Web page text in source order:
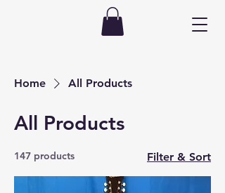
Home All Products
All Products
147 products Filter & Sort